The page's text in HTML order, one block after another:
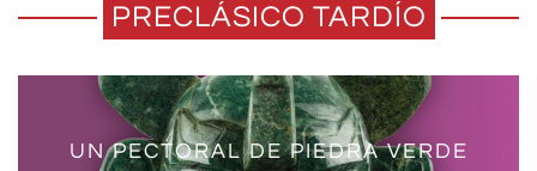
PRECLÁSICO TARDÍO
UN PECTORAL DE PIEDRA VERDE